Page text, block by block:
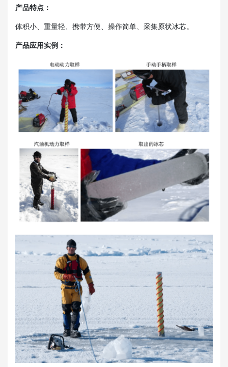
产品特点：
体积小、重量轻、携带方便、操作简单、采集原状冰芯。
产品应用实例：